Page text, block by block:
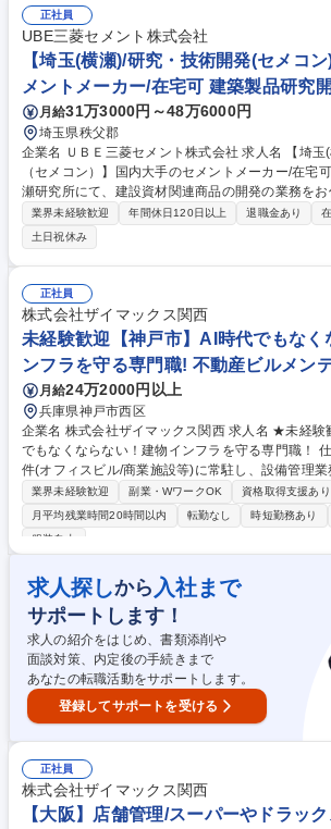
ァンデーションをはじめとするメイクアップ化粧品
表面処理粉体や日焼け止めに使用されている分散体
の化粧品メーカー（既存顧客）国内は全国、海外は
募集職種 【大阪/化粧品原料の法人営業】理系出身
かせる営業！
正社員
UBE三菱セメント株式会社
【埼玉(横瀬)/研究・技術開発(セメコ
メントメーカー/在宅可 建築製品研究
月給31万3000円～48万6000円
埼玉県秩父郡
企業名 ＵＢＥ三菱セメント株式会社 求人名 【埼玉(横瀬)/研究・技術開発
（セメコン）】国内大手のセメントメーカー/在宅可 仕事の内容 当社の横
瀬研究所にて、建設資材関連商品の開発の業務を
研究開発している詳細については、コーポレートサ
す。【https://www.mu-cc.com/corporate/business/rd.html】 ■
トの基礎研究、新規コンクリートの開発、既存技術
ポートなど ＊上記の研究開発業務では、コンクリ
まれます ■開発した技術の知財化 ※上記業務を経験
や事業化推進業務へのキャリアアップも可能です。
の事業化推進業務 ■新技術・新商品開発の企画・提案業務
【埼玉(横瀬)/研究・技術開発（セメコン）】国内大
在宅可
業界未経験歓迎 年間休日120日以上 退職金あり
土日祝休み
正社員
株式会社ザイマックス関西
未経験歓迎【神戸市】AI時代でもなく
ンフラを守る専門職! 不動産ビルメン
月給24万2000円以上
兵庫県神戸市西区
企業名 株式会社ザイマックス関西 求人名 ★未経験歓迎【神戸市】AI時代
でもなくならない！建物インフラを守る専門職！ 仕事の内容 当社管理物
件(オフィスビル/商業施設等)に常駐し、設備管理
せます。入社から1年程度は、基本先輩社員に付い
育成します！※常駐する物件は自宅から1時間半以内。 【具体的に
案件：同社が受託管理するオフィスビルや商業施
視、点検や各種法令に基づく業務 ■物件の運営や人
やレポート作成業務 ※建物の改変を伴う作業はなし。 募集職種 ★未
歓迎【神戸市】AI時代でもなくならない！建物イン
業界未経験歓迎 副業・WワークOK
資格取得支援あり
月平均残業時間20時間以内
転勤なし 時短勤務あり
服装自由
求人探しから 入社まで
サポートします！
求人の紹介をはじめ、書類添削や
面談対策、内定後の手続きまで
あなたの転職活動をサポートします。
登録してサポートを受ける
正社員
株式会社ザイマックス関西
【大阪】店舗管理/スーパーやドラッ